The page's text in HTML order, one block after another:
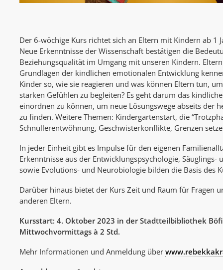
Der 6-wöchige Kurs richtet sich an Eltern mit Kindern ab 1
Neue Erkenntnisse der Wissenschaft bestätigen die
Beziehungsqualität im Umgang mit unseren Kindern.
Grundlagen der kindlichen emotionalen Entwicklung
Kinder so, wie sie reagieren und was können Eltern tun,
starken Gefühlen zu begleiten? Es geht darum das
einordnen zu können, um neue Lösungswege abseits der
zu finden. Weitere Themen: Kindergartenstart, die
Schnullerentwöhnung, Geschwisterkonflikte, Grenzen
In jeder Einheit gibt es Impulse für den eigenen
Erkenntnisse aus der Entwicklungspsychologie, Säuglings-
sowie Evolutions- und Neurobiologie bilden die Basis des
Darüber hinaus bietet der Kurs Zeit und Raum für Fragen
anderen Eltern.
Kursstart: 4. Oktober 2023 in der Stadtteilbibliothek
Mittwochvormittags à 2 Std.
Mehr Informationen und Anmeldung über